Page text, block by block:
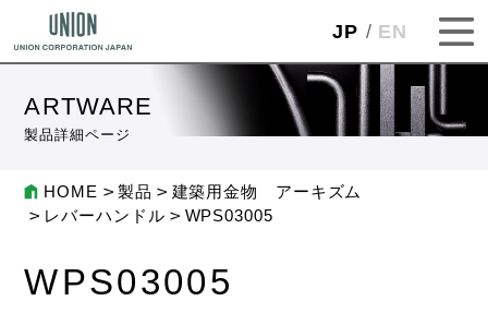
JP EN
ARTWARE
製品詳細ページ
HOME 製品
建築用金物 アーキズム
レバーハンドル
WPS03005
WPS03005